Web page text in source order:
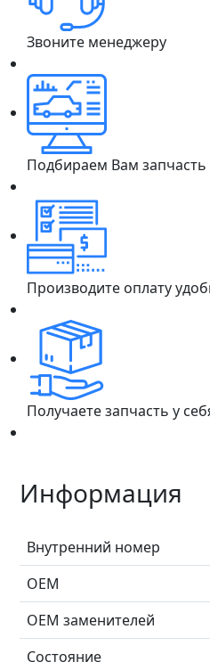
Звоните менеджеру
Подбираем Вам
Производите оплату
Получаете запчасть у
Информация
Внутренний номер
ОЕМ
ОЕМ заменителей
Состояние